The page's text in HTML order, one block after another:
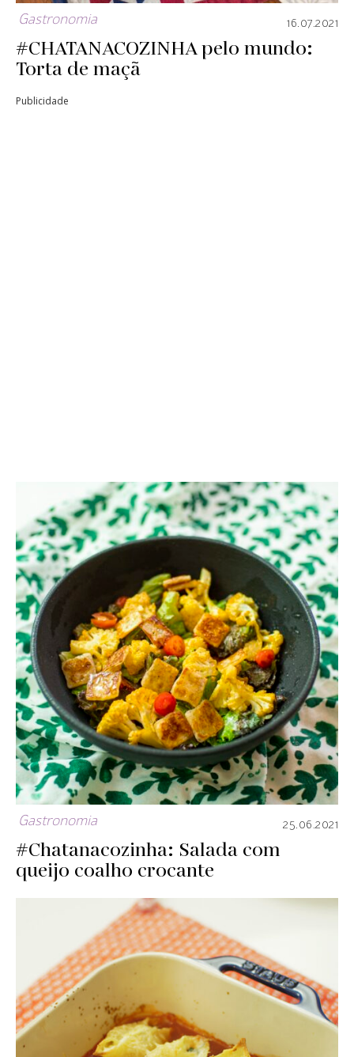
Gastronomia 16.07.2021
#CHATANACOZINHA pelo mundo:
Torta de maçã
Publicidade
Gastronomia 25.06.2021
#Chatanacozinha: Salada com
queijo coalho crocante